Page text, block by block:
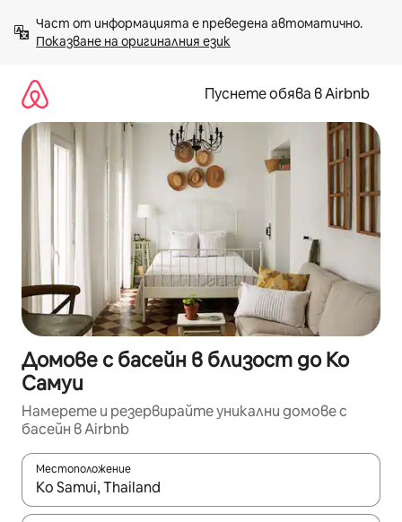
към
съдържанието
Показване на оригиналния език
Пуснете обява в Airbnb
Домове с басейн в близост до Ко
Самуи
Намерете и резервирайте уникални домове с
басейн в Airbnb
Местоположение
Когато резултатите се покажат, използвайте